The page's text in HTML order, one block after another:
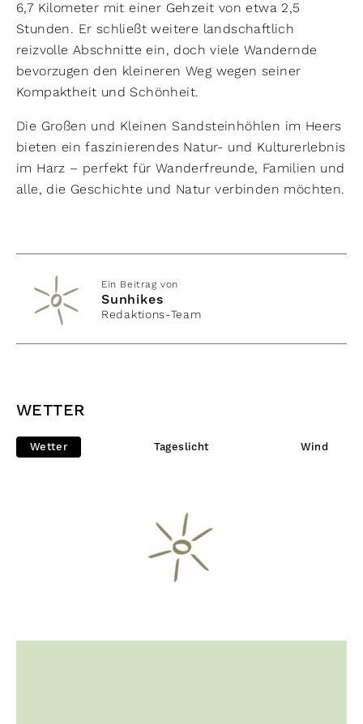
6,7 Kilometer mit einer Gehzeit von etwa 2,5
Stunden. Er schließt weitere landschaftlich
reizvolle Abschnitte ein, doch viele Wandernde
bevorzugen den kleineren Weg wegen seiner
Kompaktheit und Schönheit.
Die Großen und Kleinen Sandsteinhöhlen im Heers
bieten ein faszinierendes Natur- und Kulturerlebnis
im Harz – perfekt für Wanderfreunde, Familien und
alle, die Geschichte und Natur verbinden möchten.
Ein Beitrag von
Sunhikes
Redaktions-Team
WETTER
Wetter Tageslicht Wind